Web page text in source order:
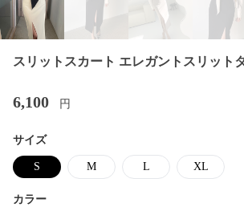
スリットスカート エレガントスリット
6,100 円
サイズ
S M L XL
カラー